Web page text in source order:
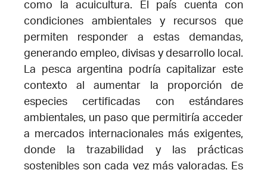
como la acuicultura. El país cuenta con
condiciones ambientales y recursos que
permiten responder a estas demandas,
generando empleo, divisas y desarrollo local.
La pesca argentina podría capitalizar este
contexto al aumentar la proporción de
especies certificadas con estándares
ambientales, un paso que permitiría acceder
a mercados internacionales más exigentes,
donde la trazabilidad y las prácticas
sostenibles son cada vez más valoradas. Es